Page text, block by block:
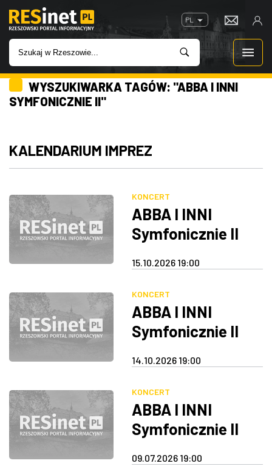
PL
WIADOMOŚCI
IMPREZY
ROZRYWKA
W KINACH
ZDJĘCIA
W RZESZOWIE
WYSZUKIWARKA TAGÓW: "ABBA I INNI
SYMFONICZNIE II"
KALENDARIUM IMPREZ
KONCERT
ABBA I INNI
Symfonicznie II
15.10.2026 19:00
KONCERT
ABBA I INNI
Symfonicznie II
14.10.2026 19:00
KONCERT
ABBA I INNI
Symfonicznie II
09.07.2026 19:00